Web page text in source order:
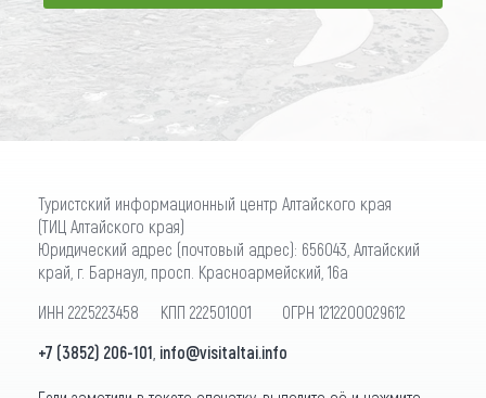
ПОДПИСАТЬСЯ
Туристский информационный центр Алтайского края
(ТИЦ Алтайского края)
Юридический адрес (почтовый адрес): 656043, Алтайский
край, г. Барнаул, просп. Красноармейский, 16а
ИНН 2225223458 КПП 222501001 ОГРН 1212200029612
+7 (3852) 206-101 info@visitaltai.info